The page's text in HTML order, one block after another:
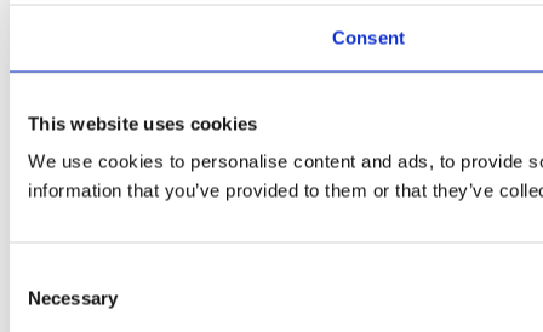
Consent
This website uses cookies
We use cookies to personalise content and ads, to provide
information that you’ve provided to them or that they’ve
Selection
Necessary